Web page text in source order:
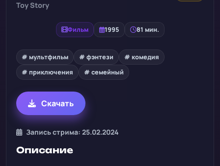
Toy Story
Фильм 1995 81 мин.
# мультфильм # фэнтези
# комедия
# приключения
# семейный
Скачать
Запись стрима: 25.02.2024
Описание